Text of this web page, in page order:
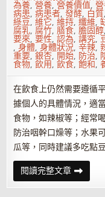
為養,營養,營養價值,
病患,病患者,發酵, 白質
綠豆,維它,維持,纖維,
腐乳,腐竹,膳食,膽固醇
要來,要性,認為,講究,
,身體,身體狀況,辛辣,
重要,銀杏, 開始, 防治,
食物,飲用,飲食,飽和,
在飲食上仍然需要遵循
據個人的具體情況，適
食物，如辣椒等；經常
防治咽幹口燥等；水果
瓜等，同時建議多吃點
閱讀完整文章寒
露
時